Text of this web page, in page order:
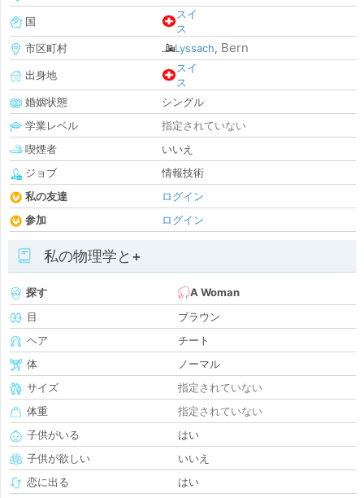
国
スイ
ス
市区町村
Lyssach, Bern
出身地
スイ
ス
婚姻状態
シングル
学業レベル
指定されていない
喫煙者
いいえ
ジョブ
情報技術
私の友達
ログイン
参加
ログイン
私の物理学と+
探す
A Woman
目
ブラウン
ヘア
チート
体
ノーマル
サイズ
指定されていない
体重
指定されていない
子供がいる
はい
子供が欲しい
いいえ
恋に出る
はい